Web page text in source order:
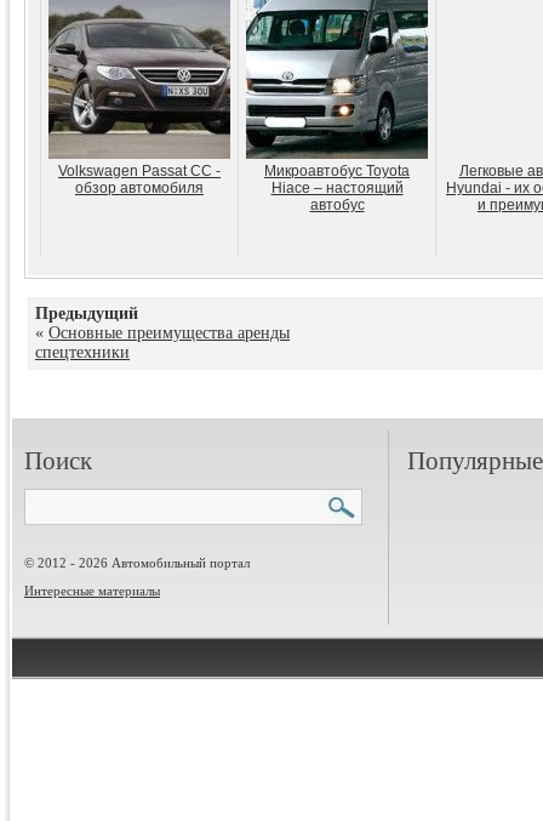
Volkswagen Passat CC -
обзор автомобиля
Микроавтобус Toyota
Hiace – настоящий
автобус
Легковые
Hyundai - их
и
Предыдущий
« Основные преимущества аренды
спецтехники
Поиск
© 2012 - 2026 Автомобильный портал
Интересные материалы
Популярные